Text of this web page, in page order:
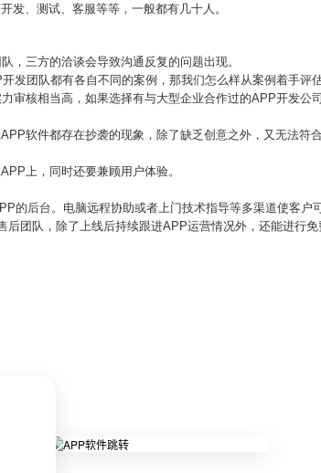
发、测试、客服等等，一般都有几十人。
，三方的洽谈会导致沟通反复的问题出现。
发团队都有各自不同的案例，那我们怎么样从案例着手评
审核相当高，如果选择有与大型企业合作过的APP开发公
软件都存在抄袭的现象，除了缺乏创意之外，又无法符
上，同时还要兼顾用户体验。
的后台。电脑远程协助或者上门技术指导等多渠道使客户
团队，除了上线后持续跟进APP运营情况外，还能进行免